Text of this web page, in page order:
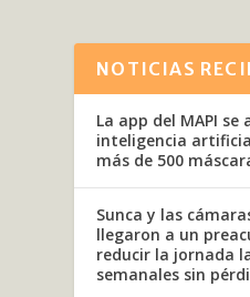
NOTICIAS
La app del MAPI
inteligencia
más de 500
Sunca y las
llegaron a un
reducir la jornada
semanales sin